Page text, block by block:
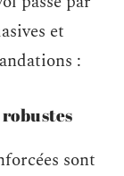
et
:
sont